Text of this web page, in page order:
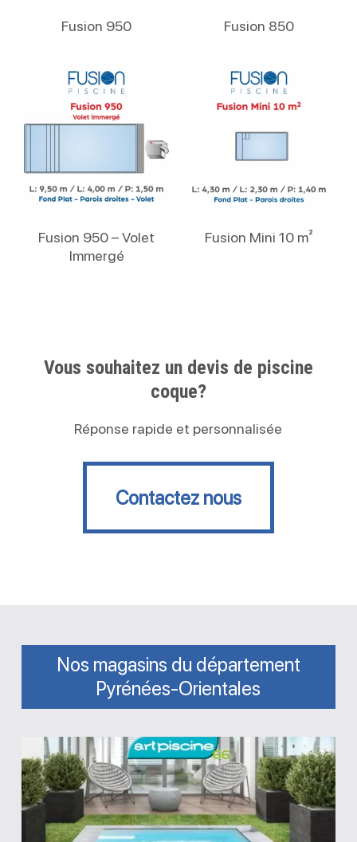
Fusion 950 Fusion 850
Fusion 950 – Volet
Immergé
Fusion Mini 10 m²
Vous souhaitez un devis de piscine
coque?
Réponse rapide et personnalisée
Contactez nous
Contactez nous
Nos magasins du département
Pyrénées-Orientales
Magasin
Art
Piscine
66